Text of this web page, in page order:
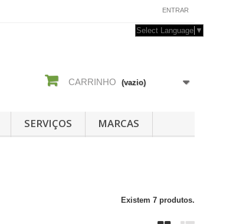
ENTRAR
Select Language ▼
CARRINHO (vazio)
SERVIÇOS MARCAS
Existem 7 produtos.